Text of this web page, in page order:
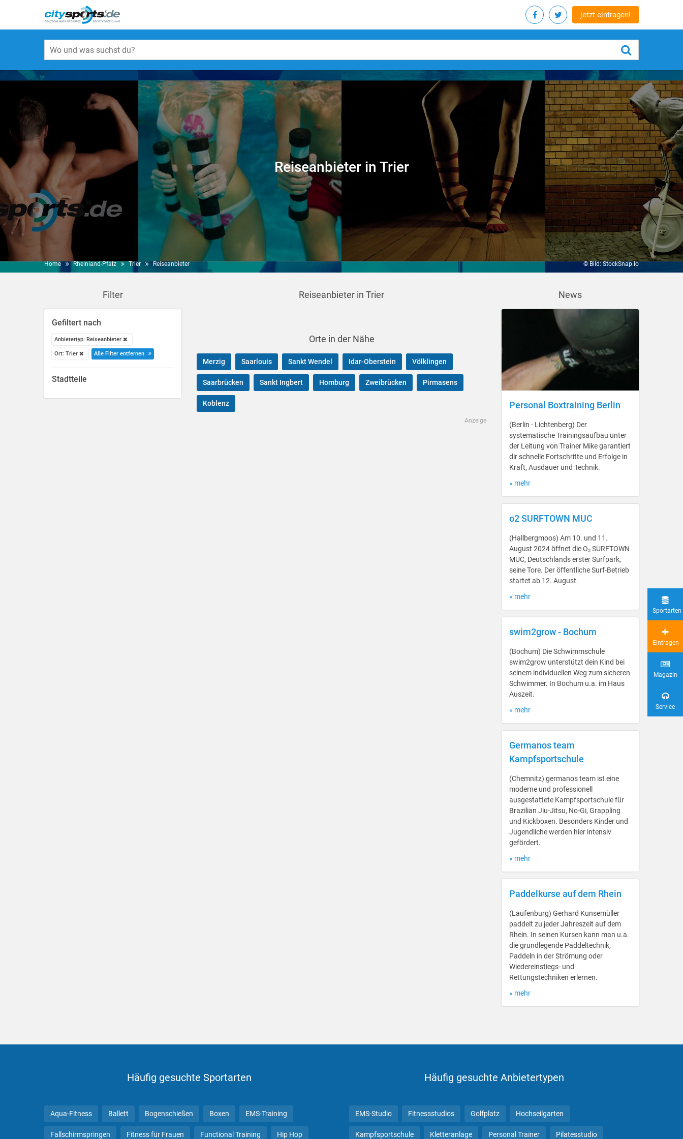
jetzt eintragen!
Reiseanbieter in Trier
Home Rheinland-Pfalz Trier Reiseanbieter © Bild: StockSnap.io
Filter
Gefiltert nach
Anbietertyp: Reiseanbieter
Ort: Trier Alle Filter entfernen
Stadtteile
Reiseanbieter in Trier
Orte in der Nähe
Merzig Saarlouis Sankt Wendel Idar-Oberstein Völklingen
Saarbrücken Sankt Ingbert Homburg Zweibrücken Pirmasens
Koblenz
Anzeige
News
Personal Boxtraining Berlin
(Berlin - Lichtenberg) Der
systematische Trainingsaufbau unter
der Leitung von Trainer Mike garantiert
dir schnelle Fortschritte und Erfolge in
Kraft, Ausdauer und Technik.
» mehr
o2 SURFTOWN MUC
(Hallbergmoos) Am 10. und 11.
August 2024 öffnet die O₂ SURFTOWN
MUC, Deutschlands erster Surfpark,
seine Tore. Der öffentliche Surf-Betrieb
startet ab 12. August.
» mehr
swim2grow - Bochum
(Bochum) Die Schwimmschule
swim2grow unterstützt dein Kind bei
seinem individuellen Weg zum sicheren
Schwimmer. In Bochum u.a. im Haus
Auszeit.
» mehr
Germanos team
Kampfsportschule
(Chemnitz) germanos team ist eine
moderne und professionell
ausgestattete Kampfsportschule für
Brazilian Jiu-Jitsu, No-Gi, Grappling
und Kickboxen. Besonders Kinder und
Jugendliche werden hier intensiv
gefördert.
» mehr
Paddelkurse auf dem Rhein
(Laufenburg) Gerhard Kunsemüller
paddelt zu jeder Jahreszeit auf dem
Rhein. In seinen Kursen kann man u.a.
die grundlegende Paddeltechnik,
Paddeln in der Strömung oder
Wiedereinstiegs- und
Rettungstechniken erlernen.
» mehr
Häufig gesuchte Sportarten
Aqua-Fitness Ballett Bogenschießen Boxen EMS-Training
Fallschirmspringen Fitness für Frauen Functional Training Hip Hop
Häufig gesuchte Anbietertypen
EMS-Studio Fitnessstudios Golfplatz Hochseilgarten
Kampfsportschule Kletteranlage Personal Trainer Pilatesstudio
Sportarten
Eintragen
Magazin
Service